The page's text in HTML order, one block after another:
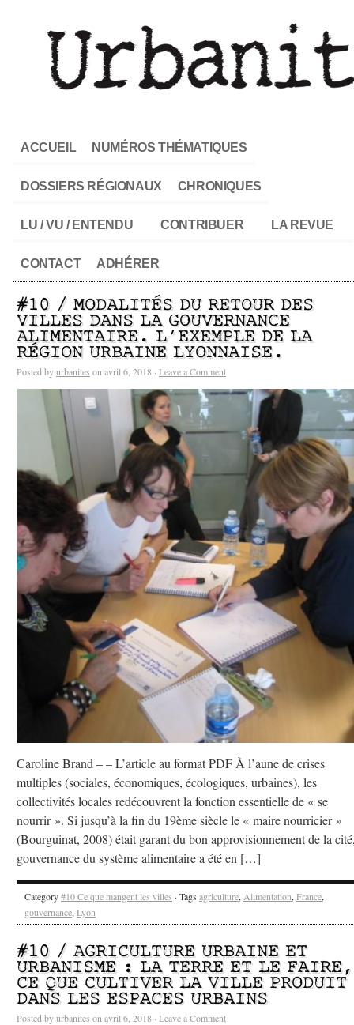
ACCUEIL NUMÉROS THÉMATIQUES
DOSSIERS RÉGIONAUX CHRONIQUES
LU / VU / ENTENDU CONTRIBUER LA REVUE
CONTACT ADHÉRER
#10 / MODALITÉS DU RETOUR DES
VILLES DANS LA GOUVERNANCE
ALIMENTAIRE. L’EXEMPLE DE LA
RÉGION URBAINE LYONNAISE.
Posted byurbanites on avril 6, 2018 · Leave a Comment
Caroline Brand – – L’article au format PDF À l’aune de crises
multiples (sociales, économiques, écologiques, urbaines), les
collectivités locales redécouvrent la fonction essentielle de « se
nourrir ». Si jusqu’à la fin du 19ème siècle le « maire nourricier »
(Bourguinat, 2008) était garant du bon approvisionnement de la
gouvernance du système alimentaire a été en […]
Category#10 Ce que mangent les villes · Tags agriculture, Alimentation, France,
gouvernance, Lyon
#10 / AGRICULTURE URBAINE ET
URBANISME : LA TERRE ET LE FAIRE,
CE QUE CULTIVER LA VILLE PRODUIT
DANS LES ESPACES URBAINS
Posted byurbanites on avril 6, 2018 · Leave a Comment